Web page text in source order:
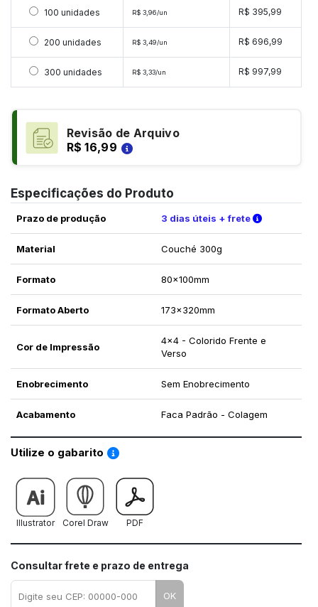
Selecionar 100 unidades
100 unidades R$ 3,96/un R$ 395,99
Selecionar 200 unidades
200 unidades R$ 3,49/un R$ 696,99
Selecionar 300 unidades
300 unidades R$ 3,33/un R$ 997,99
Revisão de Arquivo
R$ 16,99
Especificações do Produto
Prazo de produção 3 dias úteis + frete Verifique
Material Couché 300g
Formato 80x100mm
Formato Aberto 173x320mm
Cor de Impressão
4x4 - Colorido Frente e
Verso
Enobrecimento Sem Enobrecimento
Acabamento Faca Padrão - Colagem
Utilize o gabarito Saiba como utilizar os nossos gabaritos
Illustrator Corel Draw PDF
Consultar frete e prazo de entrega
OK